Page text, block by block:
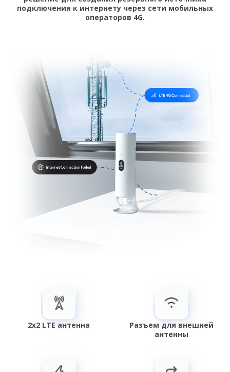
подключения к интернету через сети мобильных
операторов 4G.
2x2 LTE антенна
Разъем для внешней
антенны